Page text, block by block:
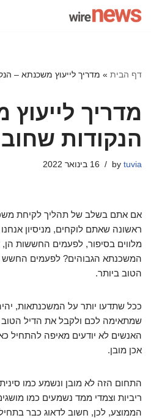
דף הבית » מדריך לייעוץ משכנתא –
מדריך
הנקודות
by tuvia 16 בינואר 2022
אם אתם בשלב של תהליך לקיחת
ראשונה שאתם לוקחים, מניסיון
מלווים בסיפור, לפעמים החששות הן,
המשכנתא הגבוהים? לפעמים החשש
הטוב ביותר.
ככל שתדעו יותר על המשכנתאות,
שמתאימה לכם ולקבל את הדיל הטוב
האנשים לא יודעים מאיפה להתחיל
אכן מובן.
התחום הזה לא מובן ונשמע כמו
ריביות וצמדי ממד נשמעים כמו
הממוצע, לכן, חשוב לדאוג כבר